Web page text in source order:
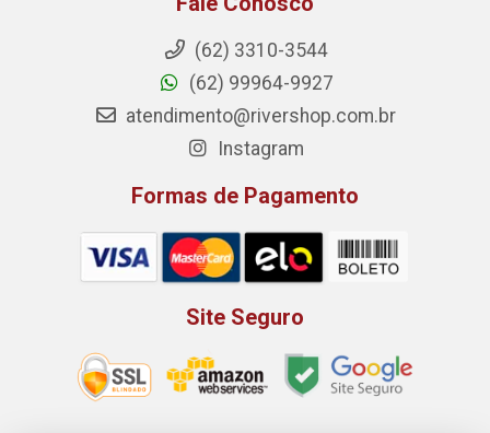
(62) 3310-3544
(62) 99964-9927
atendimento@rivershop.com.br
Instagram
Formas de Pagamento
Site Seguro